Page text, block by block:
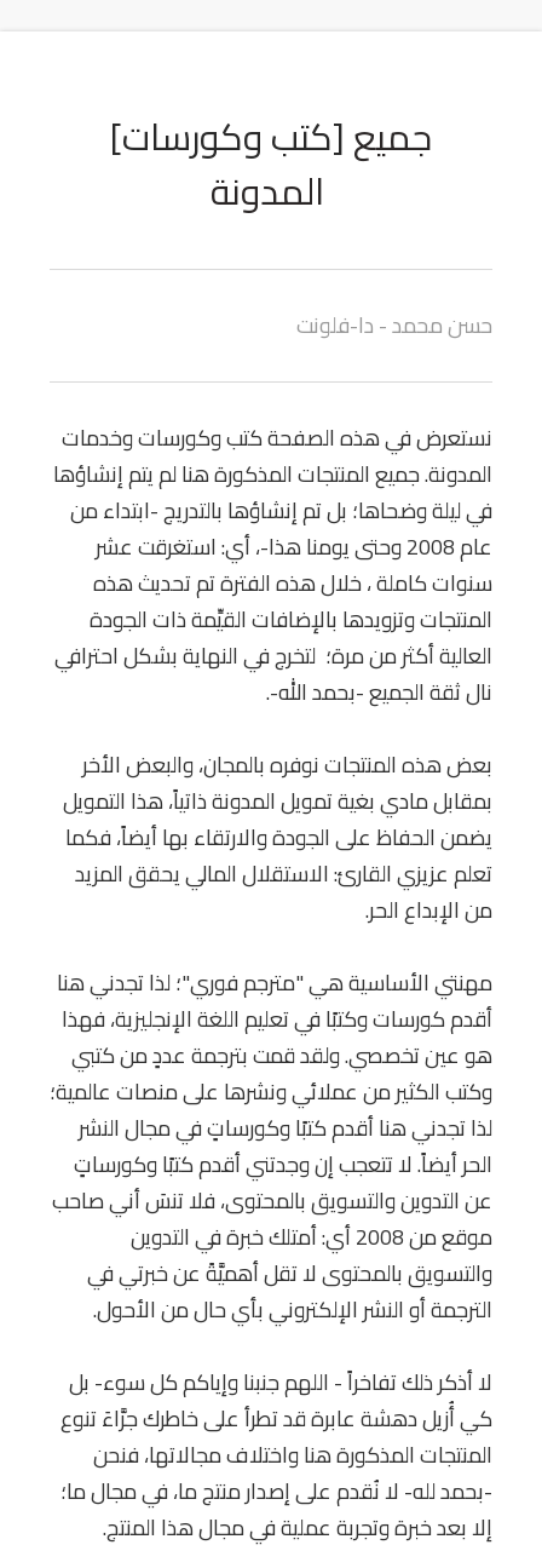
جميع[كتب وكورسات]
المدونة
حسن محمد - دا-فلونت
نستعرض في هذه الصفحة كتب وكورسات وخدمات
المدونة. جميع المنتجات المذكورة هنا لم يتم إنشاؤها
في ليلة وضحاها؛ بل تم إنشاؤها بالتدريج -ابتداء من
عام 2008 وحتى يومنا هذا-، أي: استغرقت عشر
سنوات كاملة ، خلال هذه الفترة تم تحديث هذه
المنتجات وتزويدها بالإضافات القيِّمة ذات الجودة
العالية أكثر من مرة؛ لتخرج في النهاية بشكل احترافي
نال ثقة الجميع -بحمد الله-.
بعض هذه المنتجات نوفره بالمجان، والبعض الأخر
بمقابل مادي بغية تمويل المدونة ذاتياً، هذا التمويل
يضمن الحفاظ على الجودة والارتقاء بها أيضاً، فكما
تعلم عزيزي القارئ: الاستقلال المالي يحقق المزيد
من الإبداع الحر.
مهنتي الأساسية هي "مترجم فوري"؛ لذا تجدني هنا
أقدم كورسات وكتبًا في تعليم اللغة الإنجليزية، فهذا
هو عين تخصصي. ولقد قمت بترجمة عددٍ من كتبي
وكتب الكثير من عملائي ونشرها على منصات عالمية؛
لذا تجدني هنا أقدم كتبًا وكورساتٍ في مجال النشر
الحر أيضاً. لا تتعجب إن وجدتني أقدم كتبًا وكورساتٍ
عن التدوين والتسويق بالمحتوى، فلا تنسَ أني صاحب
موقع من 2008 أي: أمتلك خبرة في التدوين
والتسويق بالمحتوى لا تقل أهميَّةً عن خبرتي في
الترجمة أو النشر الإلكتروني بأي حال من الأحول.
لا أذكر ذلك تفاخراً - اللهم جنبنا وإياكم كل سوء- بل
كي أُزيل دهشة عابرة قد تطرأ على خاطرك جرَّاءَ تنوع
المنتجات المذكورة هنا واختلاف مجالاتها، فنحن
-بحمد لله- لا نُقدم على إصدار منتج ما، في مجال ما؛
إلا بعد خبرة وتجربة عملية في مجال هذا المنتج.